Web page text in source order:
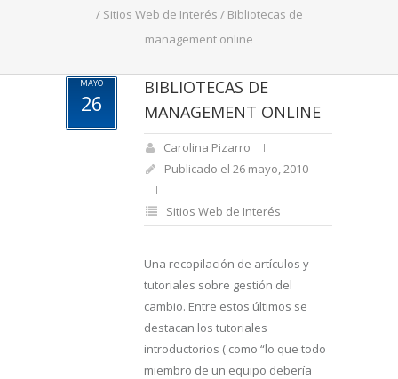
/ Sitios Web de Interés / Bibliotecas de
management online
MAYO
26
BIBLIOTECAS DE
MANAGEMENT ONLINE
Carolina Pizarro
Publicado el 26 mayo, 2010
Sitios Web de Interés
Una recopilación de artículos y
tutoriales sobre gestión del
cambio. Entre estos últimos se
destacan los tutoriales
introductorios ( como “lo que todo
miembro de un equipo debería